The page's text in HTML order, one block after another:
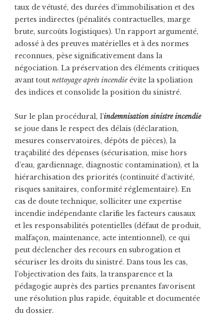
taux de vétusté, des durées d’immobilisation et des
pertes indirectes (pénalités contractuelles, marge
brute, surcoûts logistiques). Un rapport argumenté,
adossé à des preuves matérielles et à des normes
reconnues, pèse significativement dans la
négociation. La préservation des éléments critiques
avant tout nettoyage après incendieévite la spoliation
des indices et consolide la position du sinistré.
Sur le plan procédural, l’indemnisation sinistre incendie
se joue dans le respect des délais (déclaration,
mesures conservatoires, dépôts de pièces), la
traçabilité des dépenses (sécurisation, mise hors
d’eau, gardiennage, diagnostic contamination), et la
hiérarchisation des priorités (continuité d’activité,
risques sanitaires, conformité réglementaire). En
cas de doute technique, solliciter une expertise
incendie indépendante clarifie les facteurs causaux
et les responsabilités potentielles (défaut de produit,
malfaçon, maintenance, acte intentionnel), ce qui
peut déclencher des recours en subrogation et
sécuriser les droits du sinistré. Dans tous les cas,
l’objectivation des faits, la transparence et la
pédagogie auprès des parties prenantes favorisent
une résolution plus rapide, équitable et documentée
du dossier.